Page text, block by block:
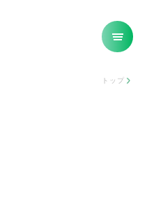
トップ